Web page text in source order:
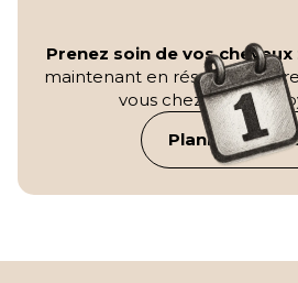
Prenez soin de vos cheveux
maintenant en réservant
vous chez L'Endroit
Planifier ma